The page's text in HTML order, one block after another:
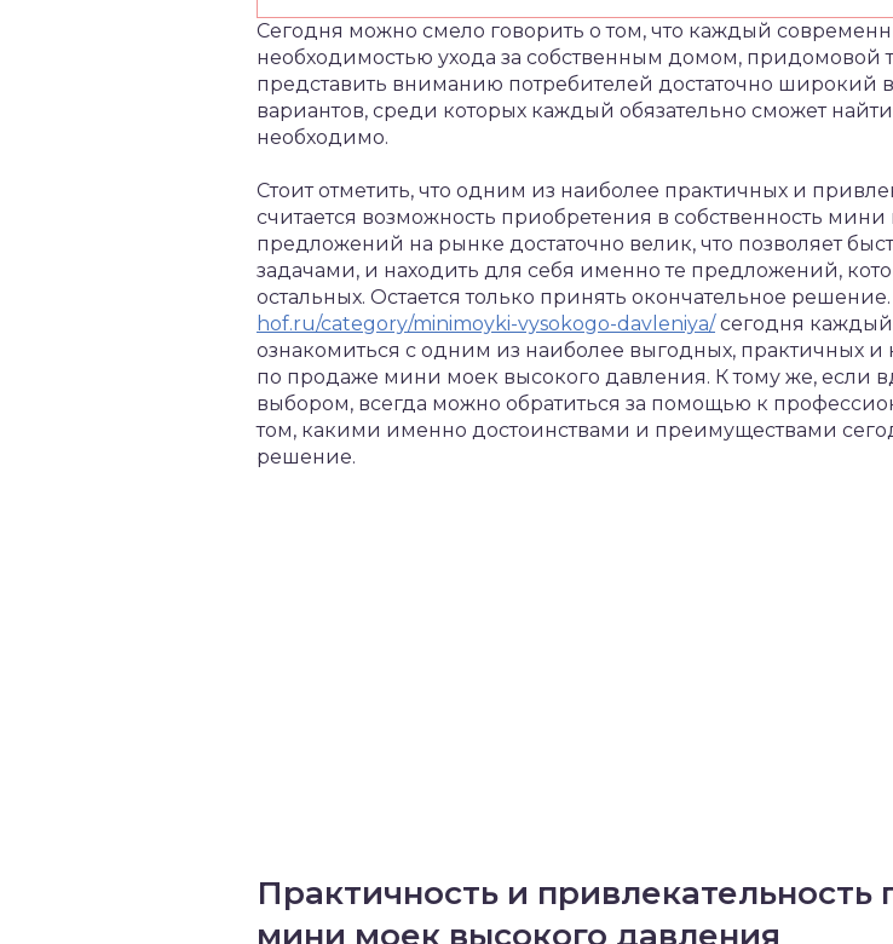
Сегодня можно смело говорить о том, что каждый
необходимостью ухода за собственным домом, придомовой
представить вниманию потребителей достаточно
вариантов, среди которых каждый обязательно сможет
необходимо.
Стоит отметить, что одним из наиболее практичных и
считается возможность приобретения в собственность
предложений на рынке достаточно велик, что позволяет
задачами, и находить для себя именно те предложений,
остальных. Остается только принять окончательное
hof.ru/category/minimoyki-vysokogo-davleniya/сегодня каждый
ознакомиться с одним из наиболее выгодных, практичных
по продаже мини моек высокого давления. К тому же, если
выбором, всегда можно обратиться за помощью к
том, какими именно достоинствами и преимуществами
решение.
Практичность и
мини моек высокого давления